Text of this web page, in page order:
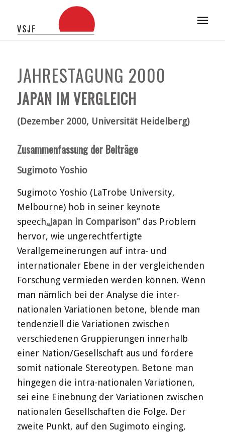
JAHRESTAGUNG 2000
JAPAN IM VERGLEICH
(Dezember 2000, Universität Heidelberg)
Zusammenfassung der Beiträge
Sugimoto Yoshio
Sugimoto Yoshio (LaTrobe University,
Melbourne) hob in seiner keynote
speech„Japan in Comparison“das Problem
hervor, wie ungerechtfertigte
Verallgemeinerungen auf intra- und
internationaler Ebene in der vergleichenden
Forschung vermieden werden können. Wenn
man nämlich bei der Analyse die inter-
nationalen Variationen betone, blende man
tendenziell die Variationen zwischen
verschiedenen Gruppierungen innerhalb
einer Nation/Gesellschaft aus und fördere
somit nationale Stereotypen. Betone man
hingegen die intra-nationalen Variationen,
sei eine Einebnung der Variationen zwischen
nationalen Gesellschaften die Folge. Der
zweite Punkt, auf den Sugimoto einging,